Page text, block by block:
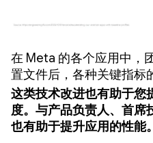
在 Meta 的各个应用中，
置文件后，各种关键指标
这类技术改进也有助于您
度。与产品负责人、首席
也有助于提升应用的性能。